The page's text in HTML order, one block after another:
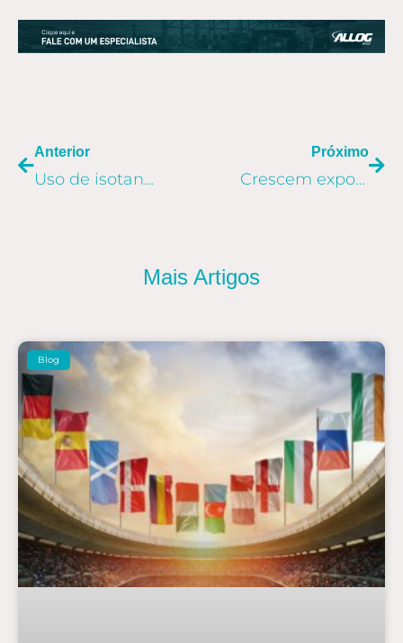
Anterior
Uso de isotank e flexitank tem demanda aquecida no Brasil
Próximo
Crescem exportações de painéis
Mais Artigos
Blog